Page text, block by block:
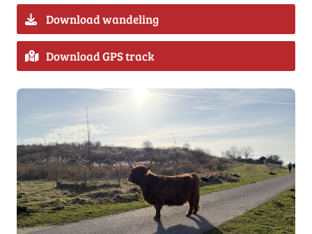
Download wandeling
Download GPS track